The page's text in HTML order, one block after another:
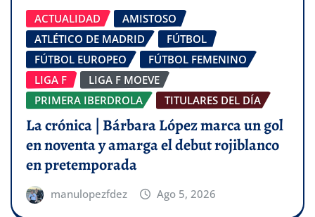
ACTUALIDAD
AMISTOSO
ATLÉTICO DE MADRID
FÚTBOL
FÚTBOL EUROPEO
FÚTBOL FEMENINO
LIGA F
LIGA F MOEVE
PRIMERA IBERDROLA
TITULARES DEL DÍA
La crónica | Bárbara López marca un gol
en noventa y amarga el debut rojiblanco
en pretemporada
manulopezfdez Ago 5, 2026